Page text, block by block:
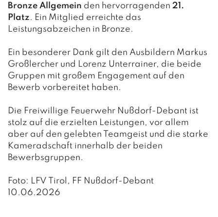
Bronze Allgemein den hervorragenden 21.
Platz. Ein Mitglied erreichte das
Leistungsabzeichen in Bronze.
Ein besonderer Dank gilt den Ausbildern Markus
Großlercher und Lorenz Unterrainer, die beide
Gruppen mit großem Engagement auf den
Bewerb vorbereitet haben.
Die Freiwillige Feuerwehr Nußdorf-Debant ist
stolz auf die erzielten Leistungen, vor allem
aber auf den gelebten Teamgeist und die starke
Kameradschaft innerhalb der beiden
Bewerbsgruppen.
Foto: LFV Tirol, FF Nußdorf-Debant
10.06.2026